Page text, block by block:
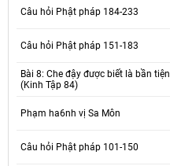
Câu hỏi Phật pháp 184-233
Câu hỏi Phật pháp 151-183
Bài 8: Che đậy được biết là bần tiện
(Kinh Tập 84)
Phạm ha6nh vị Sa Môn
Câu hỏi Phật pháp 101-150